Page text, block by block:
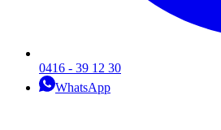
0416 - 39 12 30
WhatsApp